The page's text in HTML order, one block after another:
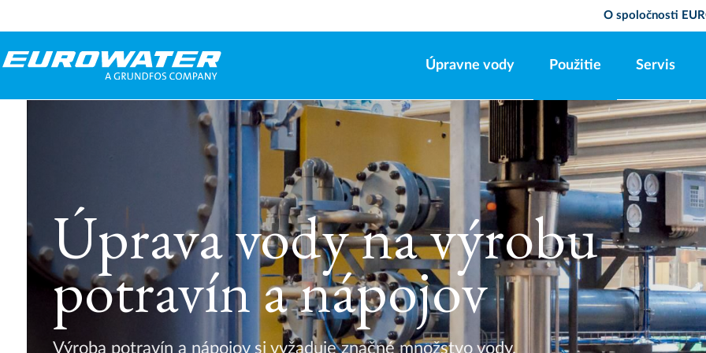
O spoločnosti
Úpravne vody Použitie Servis
Úprava vody na výrobu
potravín a nápojov
Výroba potravín a nápojov si vyžaduje značné množstvo vody,